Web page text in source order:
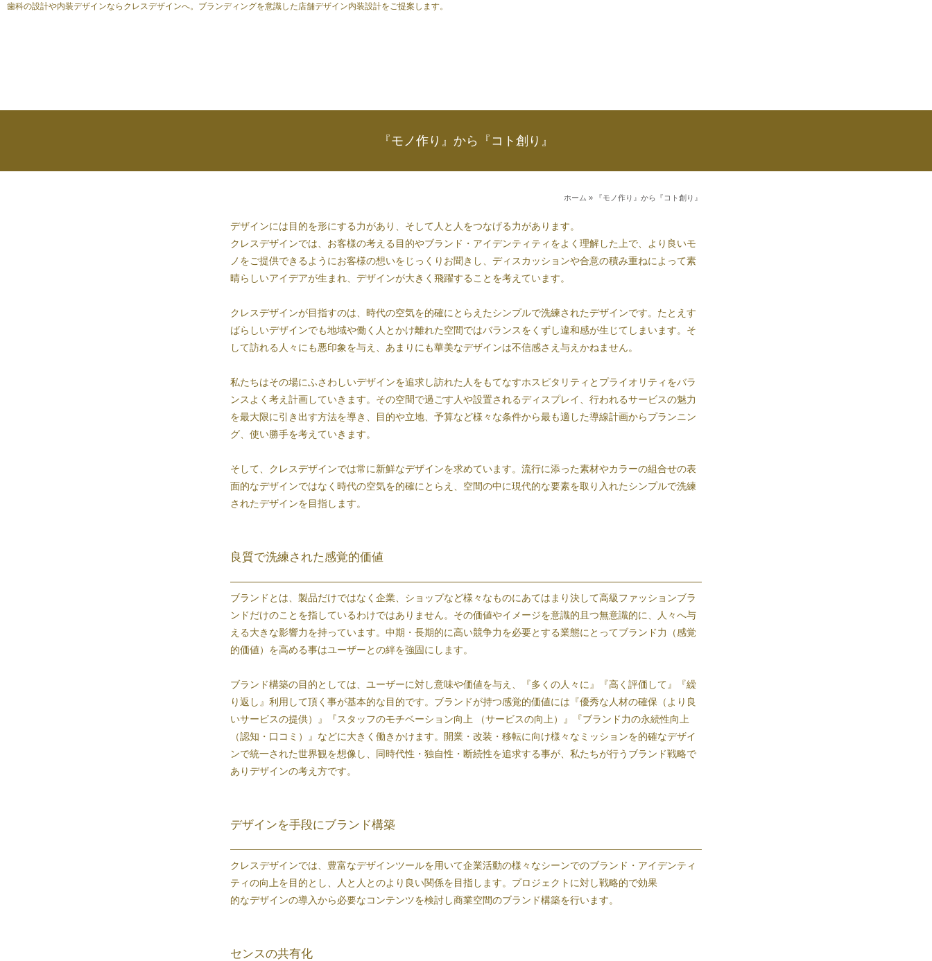
歯科の設計や内装デザインならクレスデザインへ。ブランディングを意識した店舗デザイン内装設計をご提案します。
『モノ作り』から『コト創り』
ホーム » 『モノ作り』から『コト創り』
デザインには目的を形にする力があり、そして人と人をつなげる力があります。
クレスデザインでは、お客様の考える目的やブランド・アイデンティティをよく理解した上で、より良いモ
ノをご提供できるようにお客様の想いをじっくりお聞きし、ディスカッションや合意の積み重ねによって素
晴らしいアイデアが生まれ、デザインが大きく飛躍することを考えています。
クレスデザインが目指すのは、時代の空気を的確にとらえたシンプルで洗練されたデザインです。たとえす
ばらしいデザインでも地域や働く人とかけ離れた空間ではバランスをくずし違和感が生じてしまいます。そ
して訪れる人々にも悪印象を与え、あまりにも華美なデザインは不信感さえ与えかねません。
私たちはその場にふさわしいデザインを追求し訪れた人をもてなすホスピタリティとプライオリティをバラ
ンスよく考え計画していきます。その空間で過ごす人や設置されるディスプレイ、行われるサービスの魅力
を最大限に引き出す方法を導き、目的や立地、予算など様々な条件から最も適した導線計画からプランニン
グ、使い勝手を考えていきます。
そして、クレスデザインでは常に新鮮なデザインを求めています。流行に添った素材やカラーの組合せの表
面的なデザインではなく時代の空気を的確にとらえ、空間の中に現代的な要素を取り入れたシンプルで洗練
されたデザインを目指します。
良質で洗練された感覚的価値
ブランドとは、製品だけではなく企業、ショップなど様々なものにあてはまり決して高級ファッションブラ
ンドだけのことを指しているわけではありません。その価値やイメージを意識的且つ無意識的に、人々へ与
える大きな影響力を持っています。中期・長期的に高い競争力を必要とする業態にとってブランド力（感覚
的価値）を高める事はユーザーとの絆を強固にします。
ブランド構築の目的としては、ユーザーに対し意味や価値を与え、『多くの人々に』『高く評価して』『繰
り返し』利用して頂く事が基本的な目的です。ブランドが持つ感覚的価値には『優秀な人材の確保（より良
いサービスの提供）』『スタッフのモチベーション向上 （サービスの向上）』『ブランド力の永続性向上
（認知・口コミ）』などに大きく働きかけます。開業・改装・移転に向け様々なミッションを的確なデザイ
ンで統一された世界観を想像し、同時代性・独自性・断続性を追求する事が、私たちが行うブランド戦略で
ありデザインの考え方です。
デザインを手段にブランド構築
クレスデザインでは、豊富なデザインツールを用いて企業活動の様々なシーンでのブランド・アイデンティ
ティの向上を目的とし、人と人とのより良い関係を目指します。プロジェクトに対し戦略的で効果
的なデザインの導入から必要なコンテンツを検討し商業空間のブランド構築を行います。
センスの共有化